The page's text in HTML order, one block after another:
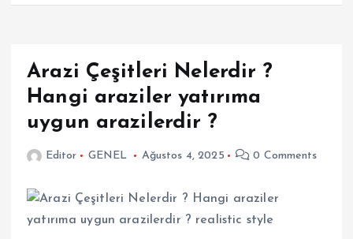
Arazi Çeşitleri Nelerdir ?
Hangi araziler yatırıma
uygun arazilerdir ?
Editor GENEL Ağustos 4, 2025 0 Comments